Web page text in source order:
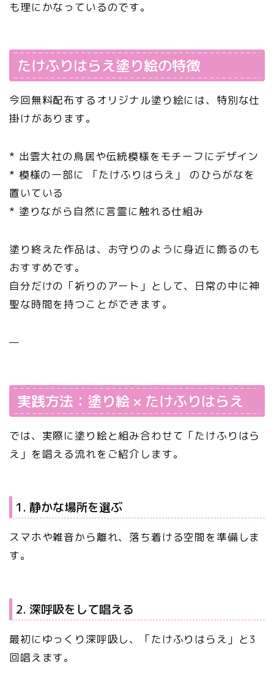
も理にかなっているのです。
たけふりはらえ塗り絵の特徴
今回無料配布するオリジナル塗り絵には、特別な仕
掛けがあります。
* 出雲大社の鳥居や伝統模様をモチーフにデザイン
* 模様の一部に 「たけふりはらえ」 のひらがなを
置いている
* 塗りながら自然に言霊に触れる仕組み
塗り終えた作品は、お守りのように身近に飾るのも
おすすめです。
自分だけの「祈りのアート」として、日常の中に神
聖な時間を持つことができます。
—
実践方法：塗り絵 × たけふりはらえ
では、実際に塗り絵と組み合わせて「たけふりはら
え」を唱える流れをご紹介します。
1. 静かな場所を選ぶ
スマホや雑音から離れ、落ち着ける空間を準備しま
す。
2. 深呼吸をして唱える
最初にゆっくり深呼吸し、「たけふりはらえ」と3
回唱えます。